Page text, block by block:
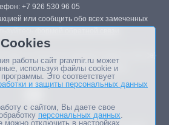
+7 926 530 96 05
или сообщить обо всех замеченных
сайта в печатных изданиях (книгах, прессе)
письменного разрешения редакции.
работы сайт pravmir.ru может
используя файлы cookie и
Это соответствует
и защиты персональных данных
с сайтом, Вы даете свое
персональных данных.
отключить в настройках